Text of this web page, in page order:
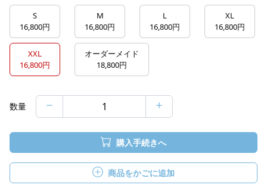
S
16,800円
M
16,800円
L
16,800円
XL
16,800円
XXL
16,800円
オーダーメイド
18,800円
数量
購入手続きへ
商品をかごに追加